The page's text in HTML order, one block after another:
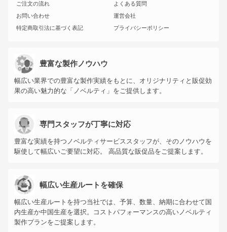
ご注文の流れ
よくある質問
お問い合わせ
運営会社
特定商取引法に基づく表記
プライバシーポリシー
豊富な製作ノウハウ
幅広い業界での豊富な製作実績をもとに、オリジナリティと販促効
果の高い魅力的な「ノベルティ」をご提供します。
専門スタッフが丁寧に対応
豊富な実績を持つノベルティサービススタッフが、そのノウハウを
駆使して幅広いご要望に対応。 高品質な販促品をご提案します。
幅広い生産ルートを確保
幅広い生産ルートを持つ当社では、予算、数量、納期に合わせて国
内生産か中国生産を選択。コストパフォーマンスの高いノベルティ
製作プランをご提案します。